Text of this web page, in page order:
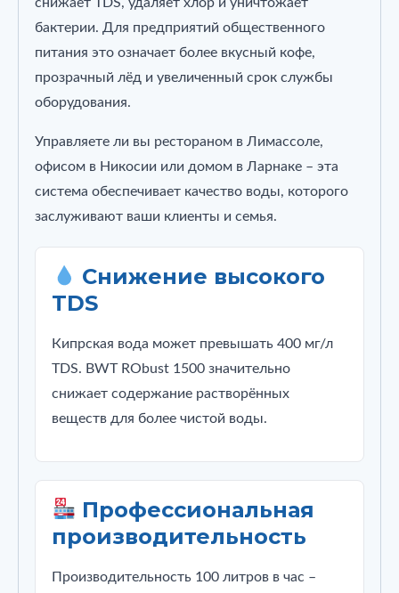
бактерии. Для предприятий общественного
питания это означает более вкусный кофе,
прозрачный лёд и увеличенный срок службы
оборудования.
Управляете ли вы рестораном в Лимассоле,
офисом в Никосии или домом в Ларнаке – эта
система обеспечивает качество воды, которого
заслуживают ваши клиенты и семья.
Снижение высокого
TDS
Кипрская вода может превышать 400 мг/л
TDS. BWT RObust 1500 значительно
снижает содержание растворённых
веществ для более чистой воды.
Профессиональная
производительность
Производительность 100 литров в час –